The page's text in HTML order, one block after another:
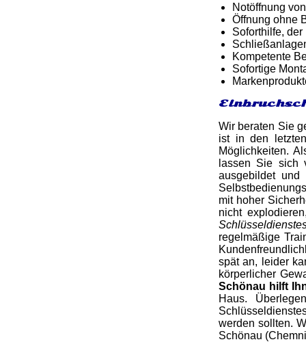
Notöffnung
Öffnung ohne
Soforthilfe,
Kompetente
Sofortige
Wir beraten Sie
ist in den
Möglichkeiten.
lassen Sie
ausgebildet
mit hoher
nicht
regelmäßige
spät an, leider
körperlicher
Schönau hilft
Haus.
werden sollten.
Schönau